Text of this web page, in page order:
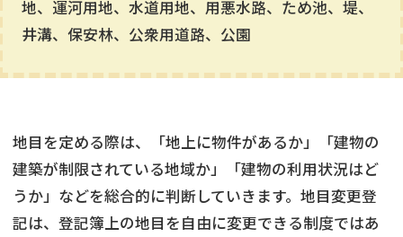
地、運河用地、水道用地、用悪水路、ため池、堤、
井溝、保安林、公衆用道路、公園
地目を定める際は、「地上に物件があるか」「建物の
建築が制限されている地域か」「建物の利用状況はど
うか」などを総合的に判断していきます。地目変更登
記は、登記簿上の地目を自由に変更できる制度ではあ